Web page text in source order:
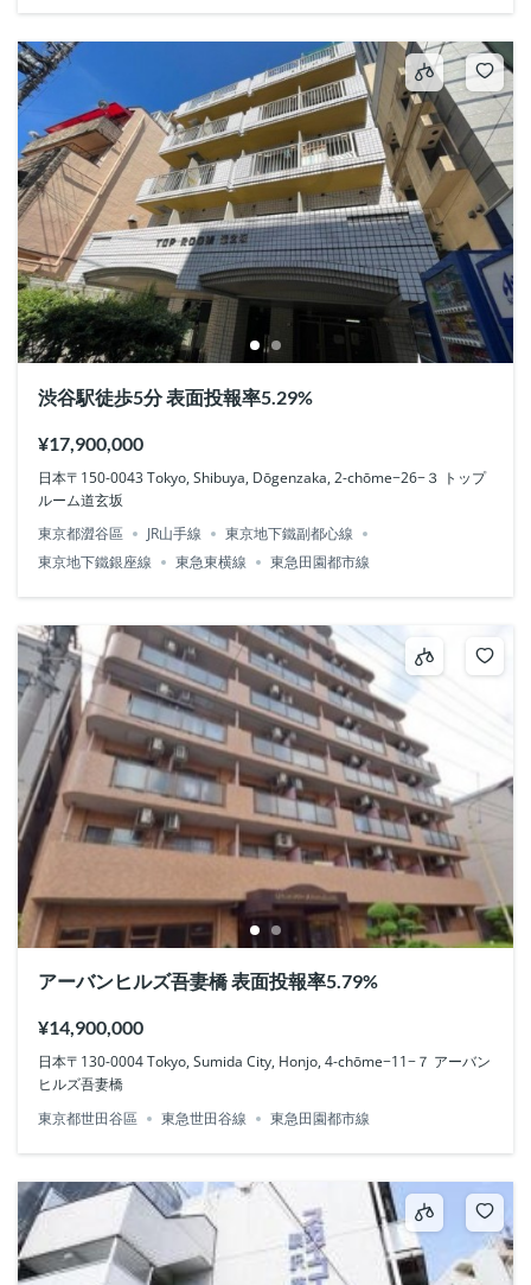
渋谷駅徒歩5分 表面投報率5.29%
¥17,900,000
日本〒150-0043 Tokyo, Shibuya, Dōgenzaka, 2-chōme−26−３ トップ
ルーム道玄坂
東京都澀谷區
JR山手線
東京地下鐵副都心線
東京地下鐵銀座線
東急東横線 東急田園都市線
アーバンヒルズ吾妻橋 表面投報率5.79%
¥14,900,000
日本〒130-0004 Tokyo, Sumida City, Honjo, 4-chōme−11−７ アーバン
ヒルズ吾妻橋
東京都世田谷區
東急世田谷線 東急田園都市線